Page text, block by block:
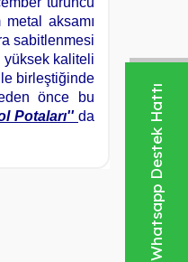
Whatsapp Destek Hattı
metal aksamı
sabitlenmesi
yüksek kaliteli
birleştiğinde
önce bu
Potaları'' da